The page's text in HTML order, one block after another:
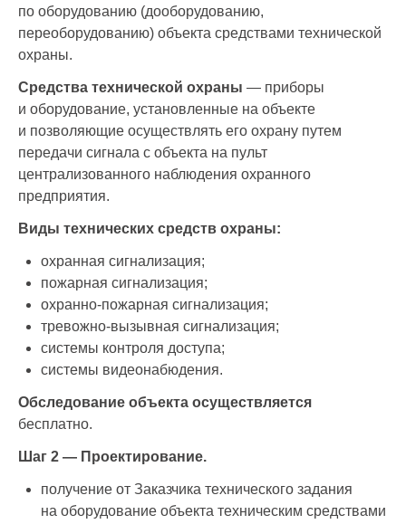
по оборудованию (дооборудованию,
переоборудованию) объекта средствами технической
охраны.
Средства технической охраны — приборы
и оборудование, установленные на объекте
и позволяющие осуществлять его охрану путем
передачи сигнала с объекта на пульт
централизованного наблюдения охранного
предприятия.
Виды технических средств охраны:
охранная сигнализация;
пожарная сигнализация;
охранно-пожарная сигнализация;
тревожно-вызывная сигнализация;
системы контроля доступа;
системы видеонабюдения.
Обследование объекта осуществляется
бесплатно.
Шаг 2 — Проектирование.
получение от Заказчика технического задания
на оборудование объекта техническим средствами